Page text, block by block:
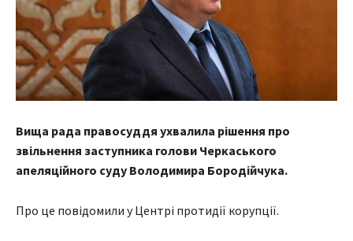
Вища рада правосуддя ухвалила рішення про
звільнення заступника голови Черкаського
апеляційного суду Володимира Бородійчука.
Про це повідомили у Центрі протидії корупції.